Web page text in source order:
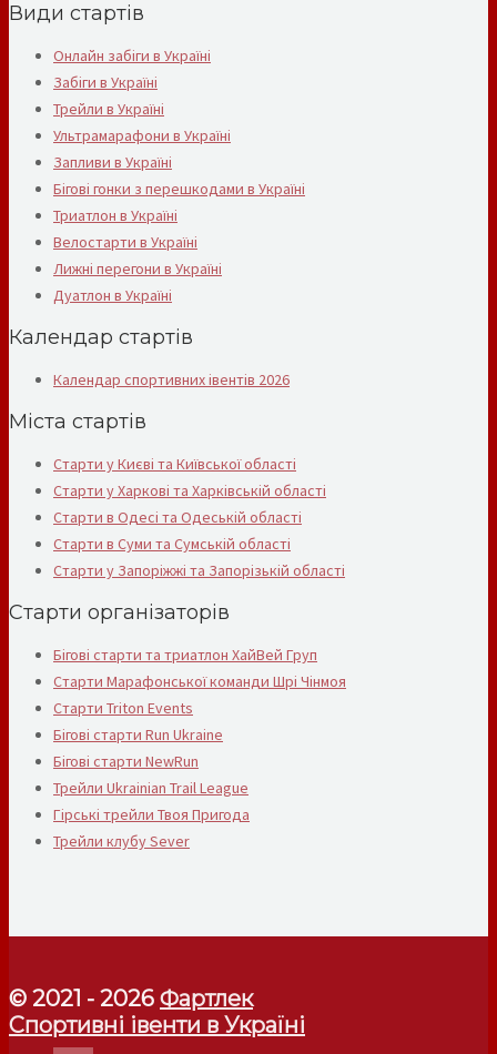
Види стартів
Онлайн забіги в Україні
Забіги в Україні
Трейли в Україні
Ультрамарафони в Україні
Запливи в Україні
Бігові гонки з перешкодами в Україні
Триатлон в Україні
Велостарти в Україні
Лижні перегони в Україні
Дуатлон в Україні
Календар стартів
Календар спортивних івентів 2026
Міста стартів
Старти у Києві та Київської області
Старти у Харкові та Харківській області
Старти в Одесі та Одеській області
Старти в Суми та Сумській області
Старти у Запоріжжі та Запорізькій області
Старти організаторів
Бігові старти та триатлон ХайВей Груп
Старти Марафонської команди Шрі Чінмоя
Старти Triton Events
Бігові старти Run Ukraine
Бігові старти NewRun
Трейли Ukrainian Trail League
Гірські трейли Твоя Пригода
Трейли клубу Sever
© 2021 - 2026 Фартлек
Спортивні івенти в Україні